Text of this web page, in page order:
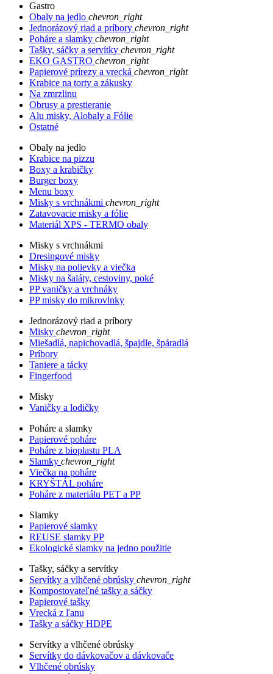
Gastro
Obaly na jedlo chevron_right
Jednorázový riad a príbory chevron_right
Poháre a slamky chevron_right
Tašky, sáčky a servítky chevron_right
EKO GASTRO chevron_right
Papierové prírezy a vrecká chevron_right
Krabice na torty a zákusky
Na zmrzlinu
Obrusy a prestieranie
Alu misky, Alobaly a Fólie
Ostatné
Obaly na jedlo
Krabice na pizzu
Boxy a krabičky
Burger boxy
Menu boxy
Misky s vrchnákmi chevron_right
Zatavovacie misky a fólie
Materiál XPS - TERMO obaly
Misky s vrchnákmi
Dresingové misky
Misky na polievky a viečka
Misky na šaláty, cestoviny, poké
PP vaničky a vrchnáky
PP misky do mikrovlnky
Jednorázový riad a príbory
Misky chevron_right
Miešadlá, napichovadlá, špajdle, špáradlá
Príbory
Taniere a tácky
Fingerfood
Misky
Vaničky a lodičky
Poháre a slamky
Papierové poháre
Poháre z bioplastu PLA
Slamky chevron_right
Viečka na poháre
KRYŠTÁL poháre
Poháre z materiálu PET a PP
Slamky
Papierové slamky
REUSE slamky PP
Ekologické slamky na jedno použitie
Tašky, sáčky a servítky
Servítky a vlhčené obrúsky chevron_right
Kompostovateľné tašky a sáčky
Papierové tašky
Vrecká z ľanu
Tašky a sáčky HDPE
Servítky a vlhčené obrúsky
Servítky do dávkovačov a dávkovače
Vlhčené obrúsky